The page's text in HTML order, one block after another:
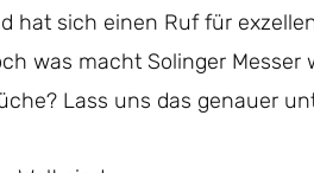
hat sich einen Ruf für
was macht Solinger Messer
Lass uns das genauer